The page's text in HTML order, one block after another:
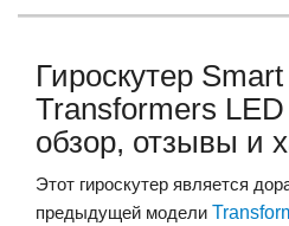
Гироскутер
Transformers
обзор, отзывы и
Этот гироскутер является
предыдущей модели